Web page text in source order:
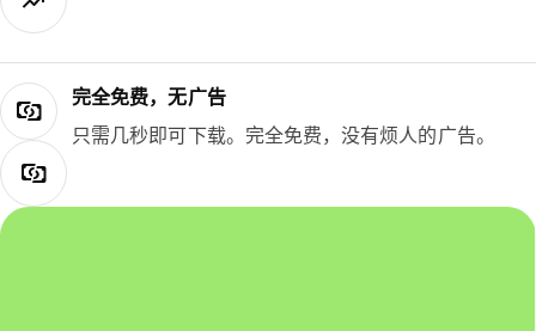
完全免费，无广告
只需几秒即可下载。完全免费，没有烦人的广告。